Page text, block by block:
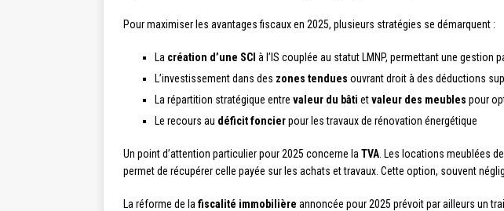
Pour maximiser les avantages fiscaux en 2025, plusieurs stratégies se démarquent :
La création d’une SCI à l’IS couplée au statut LMNP, permettant une gestion
L’investissement dans des zones tendues ouvrant droit à des déductions
La répartition stratégique entre valeur du bâti etvaleur des meubles pour
Le recours au déficit foncierpour les travaux de rénovation énergétique
Un point d’attention particulier pour 2025 concerne la TVA . Les locations meublées
permet de récupérer celle payée sur les achats et travaux. Cette option, souvent
La réforme de la fiscalité immobilière annoncée pour 2025 prévoit par ailleurs un